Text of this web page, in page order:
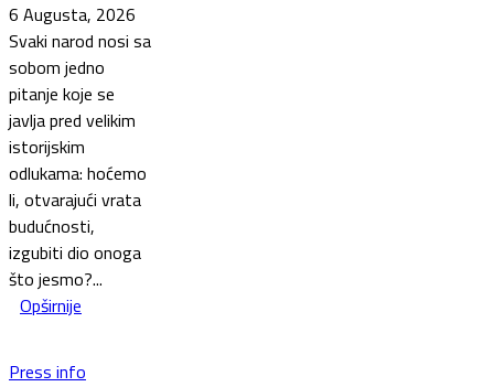
6 Augusta, 2026
Svaki narod nosi sa
sobom jedno
pitanje koje se
javlja pred velikim
istorijskim
odlukama: hoćemo
li, otvarajući vrata
budućnosti,
izgubiti dio onoga
što jesmo?...
Opširnije
Press info